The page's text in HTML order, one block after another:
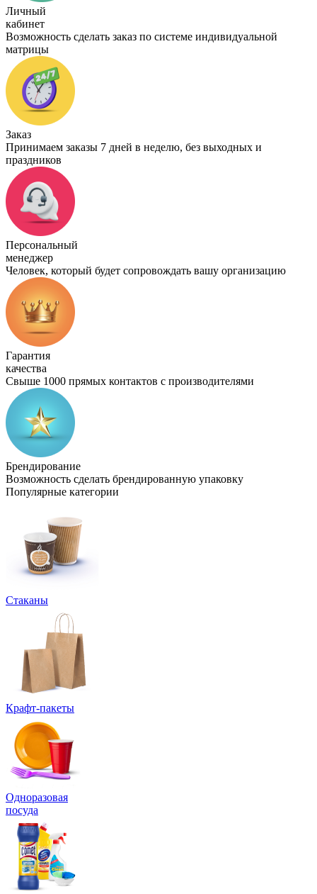
Личный
кабинет
Возможность сделать заказ по системе индивидуальной
матрицы
Заказ
Принимаем заказы 7 дней в неделю, без выходных и
праздников
Персональный
менеджер
Человек, который будет сопровождать вашу организацию
Гарантия
качества
Свыше 1000 прямых контактов с производителями
Брендирование
Возможность сделать брендированную упаковку
Популярные категории
Стаканы
Крафт-пакеты
Одноразовая
посуда